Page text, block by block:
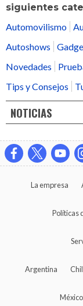
siguientes
Automovilismo
Autoshows
Novedades
Tips y Consejos
NOTICIAS
La empresa
Políticas
Argentina
México